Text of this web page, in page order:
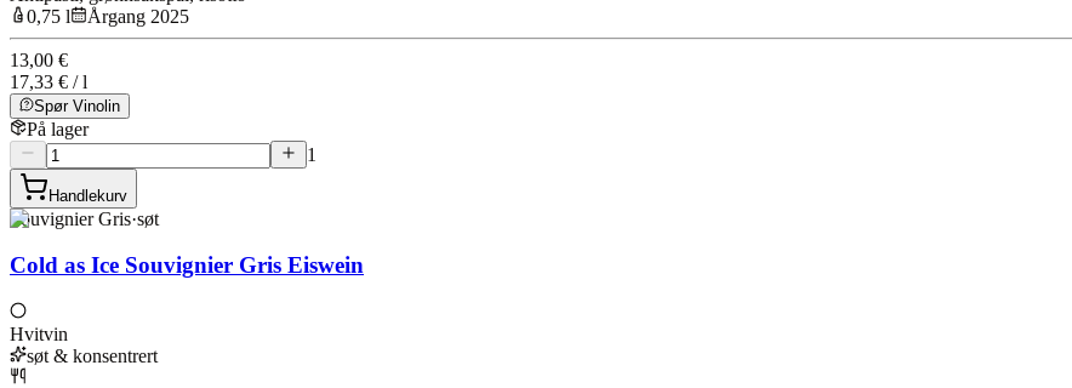
0,75 l
Årgang 2025
13,00 €
17,33 € / l
Spør Vinolin
På lager
1
Handlekurv
Souvignier Gris·søt
Cold as Ice Souvignier Gris Eiswein
Hvitvin
søt & konsentrert